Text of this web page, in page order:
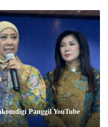
Panggil YouTube